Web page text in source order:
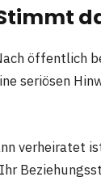
öffentlich
seriösen
verheiratet